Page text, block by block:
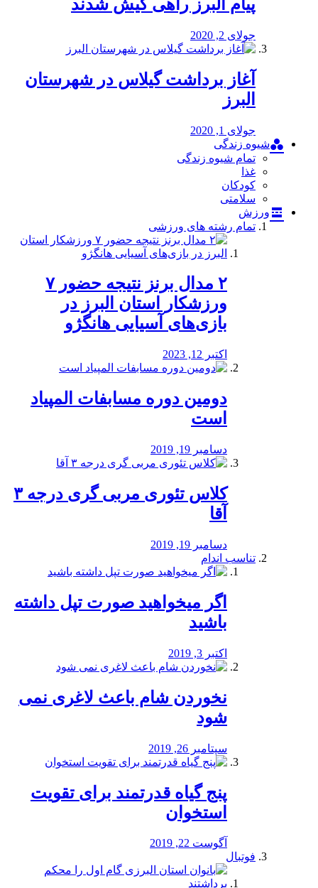
پیام البرز راهی کیش شدند
جولای 2, 2020
آغاز برداشت گیلاس در شهرستان
البرز
جولای 1, 2020
شیوه زندگی
تمام شیوه زندگی
غذا
کودکان
سلامتی
ورزش
تمام رشته های ورزشی
۲ مدال برنز نتیجه حضور ۷
ورزشکار استان البرز در
بازی‌های آسیایی هانگژو
اکتبر 12, 2023
دومین دوره مسابفات المپیاد
است
دسامبر 19, 2019
کلاس تئوری مربی گری درجه ۳
آقا
دسامبر 19, 2019
تناسب اندام
اگر میخواهید صورت تپل داشته
باشید
اکتبر 3, 2019
نخوردن شام باعث لاغری نمی
‌شود
سپتامبر 26, 2019
پنج گیاه قدرتمند برای تقویت
استخوان
آگوست 22, 2019
فوتبال